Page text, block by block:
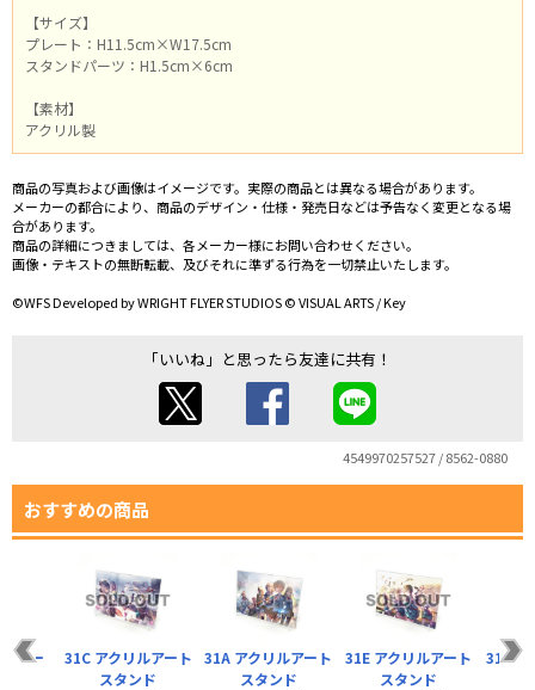
【サイズ】
プレート：H11.5cm×W17.5cm
スタンドパーツ：H1.5cm×6cm
【素材】
アクリル製
商品の写真および画像はイメージです。実際の商品とは異なる場合があります。
メーカーの都合により、商品のデザイン・仕様・発売日などは予告なく変更となる場
合があります。
商品の詳細につきましては、各メーカー様にお問い合わせください。
画像・テキストの無断転載、及びそれに準ずる行為を一切禁止いたします。
©WFS Developed by WRIGHT FLYER STUDIOS © VISUAL ARTS / Key
「いいね」と思ったら友達に共有！
4549970257527 / 8562-0880
おすすめの商品
31A アクリルアート
スタンド
31E アクリルアート
スタンド
31F ア
アー
31C アクリルアート
スタンド